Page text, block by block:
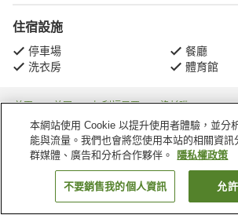
住宿設施
停車場
餐廳
洗衣房
體育館
首頁 美國 加利福尼亞 洛杉磯
帕斯迪納希爾頓飯店
找客房
本網站使用 Cookie 以提升使用者體驗，並分
能與流量。我們也會將您使用本站的相關資訊
群媒體、廣告和分析合作夥伴。
隱私權政策
不要銷售我的個人資訊 允